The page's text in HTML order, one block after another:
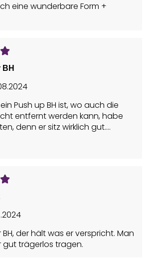
eine wunderbare Form +
BH
Push up BH ist, wo auch die
entfernt werden kann, habe
denn er sitz wirklich gut.
damit der Pushup-Effekt
gemacht, weil die
zu übertrieben war und auch
dabei waren. Die waren lang
sie über Kreuz tragen kann.
Schultern.
der hält was er verspricht. Man
gut trägerlos tragen.